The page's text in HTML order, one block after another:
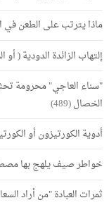
ماذا يترتب على الطعن في
إلتهاب الزائدة الدودية ( أو
"سناء العاجي" محرومة
الخصال(489)
أدوية الكورتيزون أو
خواطر صيف يلهج بها
ثمرات العبادة "من أراد